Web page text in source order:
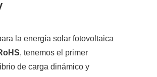
la energía solar fotovoltaica
, tenemos el primer
de carga dinámico y